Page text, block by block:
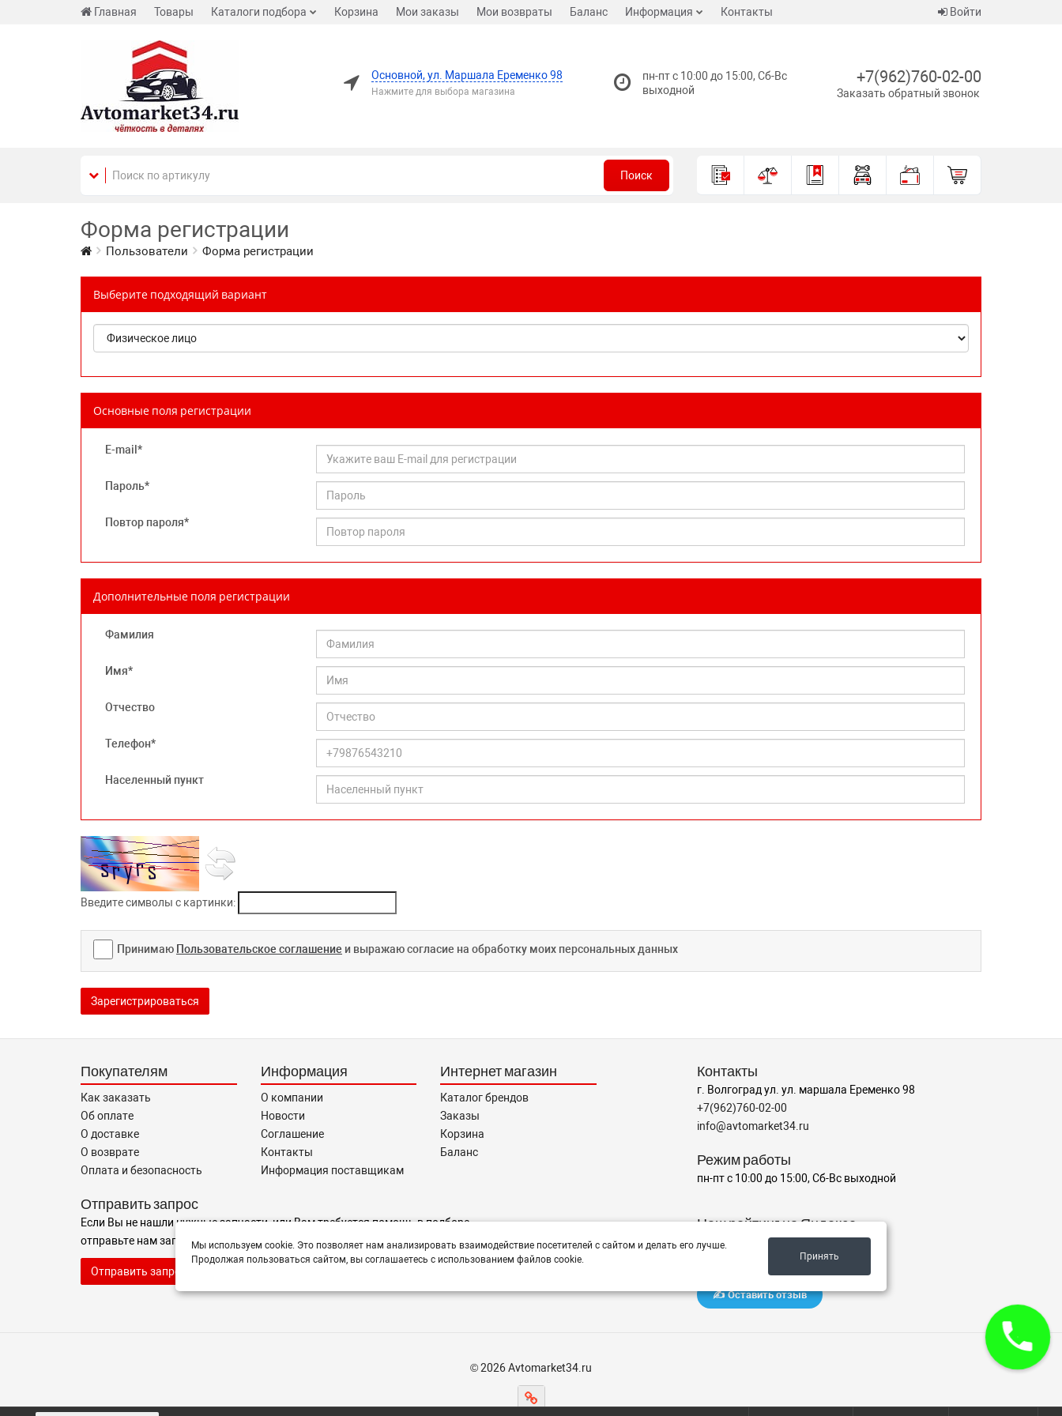
Главная Товары Каталоги подбора Корзина Мои заказы Мои возвраты Баланс Информация Контакты Войти
Основной, ул. Маршала Еременко 98
Нажмите для выбора магазина
пн-пт с 10:00 до 15:00, Сб-Вс
выходной
+7(962)760-02-00
Заказать обратный звонок
Поиск
Форма регистрации
Пользователи Форма регистрации
Выберите подходящий вариант
Основные поля регистрации
E-mail*
Пароль*
Повтор пароля*
Дополнительные поля регистрации
Фамилия
Имя*
Отчество
Телефон*
Населенный пункт
Введите символы с картинки:
Принимаю Пользовательское соглашение и выражаю согласие на обработку моих персональных данных
Зарегистрироваться
Покупателям
Как заказать
Об оплате
О доставке
О возврате
Оплата и безопасность
Информация
О компании
Новости
Соглашение
Контакты
Информация поставщикам
Интернет магазин
Каталог брендов
Заказы
Корзина
Баланс
Отправить запрос
Если Вы не нашли нужные запчасти, или Вам требуется помощь в подборе,
отправьте нам запрос - мы Вам поможем
Отправить запрос продавцу
Контакты
г. Волгоград ул. ул. маршала Еременко 98
+7(962)760-02-00
info@avtomarket34.ru
Режим работы
пн-пт с 10:00 до 15:00, Сб-Вс выходной
Наш рейтинг на Яндексе
✍️ Оставить отзыв
© 2026 Avtomarket34.ru
Мы используем cookie. Это позволяет нам анализировать взаимодействие посетителей с сайтом и делать его лучше.
Продолжая пользоваться сайтом, вы соглашаетесь с использованием файлов cookie.
Принять